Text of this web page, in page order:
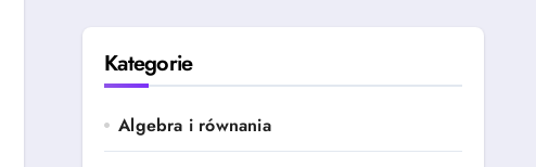
Kategorie
Algebra i równania